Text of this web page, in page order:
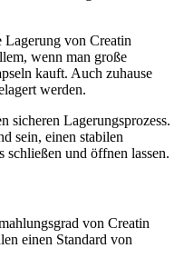
Lagerung von Creatin
wenn man große
kauft. Auch zuhause
werden.
sicheren Lagerungsprozess.
sein, einen stabilen
und öffnen lassen.
von Creatin
einen Standard von